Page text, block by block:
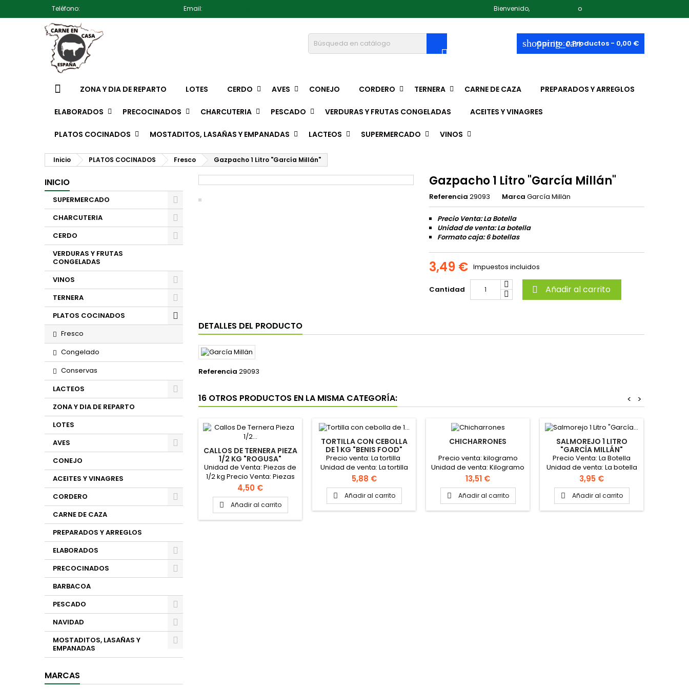
Teléfono: Email: Bienvenido, o
shopping_cart
Carrito:0Productos - 0,00 €

ZONA Y DIA DE REPARTO LOTES CERDO AVES CONEJO CORDERO TERNERA CARNE DE CAZA PREPARADOS Y ARREGLOS
ELABORADOS PRECOCINADOS CHARCUTERIA PESCADO VERDURAS Y FRUTAS CONGELADAS ACEITES Y VINAGRES
PLATOS COCINADOS MOSTADITOS, LASAÑAS Y EMPANADAS LACTEOS SUPERMERCADO VINOS
Inicio PLATOS COCINADOS Fresco Gazpacho 1 Litro "García Millán"
INICIO
SUPERMERCADO
CHARCUTERIA
CERDO
VERDURAS Y FRUTAS
CONGELADAS
VINOS
TERNERA
PLATOS COCINADOS
Fresco
Congelado
Conservas
LACTEOS
ZONA Y DIA DE REPARTO
LOTES
AVES
CONEJO
ACEITES Y VINAGRES
CORDERO
CARNE DE CAZA
PREPARADOS Y ARREGLOS
ELABORADOS
PRECOCINADOS
BARBACOA
PESCADO
NAVIDAD
MOSTADITOS, LASAÑAS Y
EMPANADAS
MARCAS
Gazpacho 1 Litro "García Millán"
Referencia 29093 Marca García Millän
Precio Venta: La Botella
Unidad de venta: La botella
Formato caja: 6 botellas
3,49 € Impuestos incluidos
Cantidad  Añadir al carrito
DETALLES DEL PRODUCTO
Referencia 29093
16 OTROS PRODUCTOS EN LA MISMA CATEGORÍA: >
<
CALLOS DE TERNERA PIEZA
1/2 KG "ROGUSA"
Unidad de Venta: Piezas de
1/2 kg Precio Venta: Piezas
de 1/2 kg Formato caja: 12
piezas
Precio
4,50 €
 Añadir al carrito
TORTILLA CON CEBOLLA
DE 1 KG "BENIS FOOD"
Precio venta: La tortilla
Unidad de venta: La tortilla
de 1 kg
Precio
5,88 €
 Añadir al carrito
CHICHARRONES
Precio venta: kilogramo
Unidad de venta: Kilogramo
Precio
13,51 €
 Añadir al carrito
SALMOREJO 1 LITRO
"GARCÍA MILLÁN"
Precio Venta: La Botella
Unidad de venta: La botella
Formato caja: 6 botellas
Precio
3,95 €
 Añadir al carrito